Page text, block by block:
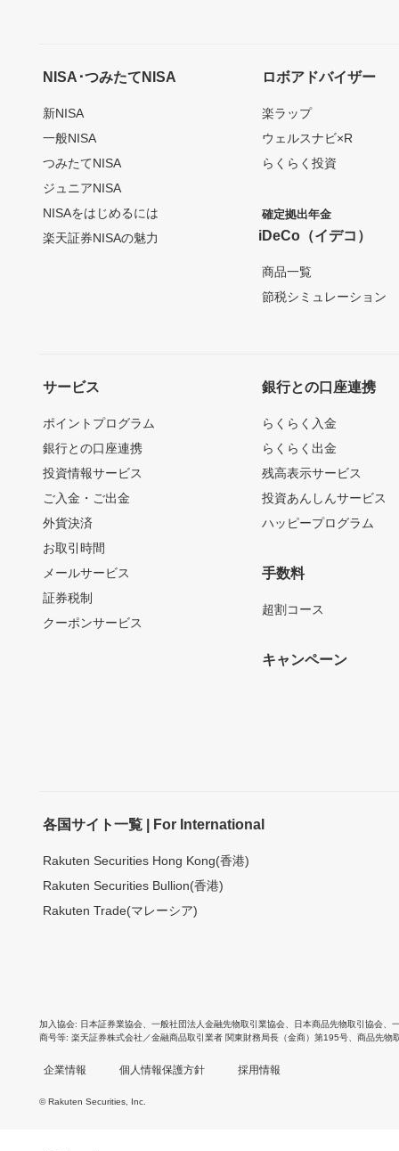
NISA･つみたてNISA
新NISA
一般NISA
つみたてNISA
ジュニアNISA
NISAをはじめるには
楽天証券NISAの魅力
ロボアドバイザー
楽ラップ
ウェルスナビ×R
らくらく投資
確定拠出年金
iDeCo（イデコ）
商品一覧
節税シミュレーション
サービス
ポイントプログラム
銀行との口座連携
投資情報サービス
ご入金・ご出金
外貨決済
お取引時間
メールサービス
証券税制
クーポンサービス
銀行との口座連携
らくらく入金
らくらく出金
残高表示サービス
投資あんしんサービス
ハッピープログラム
手数料
超割コース
キャンペーン
各国サイト一覧 | For International
Rakuten Securities Hong Kong(香港)
Rakuten Securities Bullion(香港)
Rakuten Trade(マレーシア)
加入協会 日本証券業協会 一般社団法人金融先物取引業協会 日本商品先物取引協会
商号等 楽天証券株式会社／金融商品取引業者 関東財務局長（金商）第195号、商品先物
企業情報 個人情報保護方針 採用情報
© Rakuten Securities, Inc.